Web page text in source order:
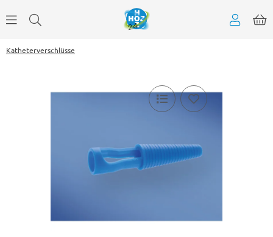
Katheterverschlüsse